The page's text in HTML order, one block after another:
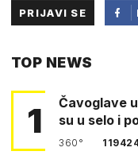
PRIJAVI SE
TOP NEWS
1
Čavoglave
su u selo i
360°